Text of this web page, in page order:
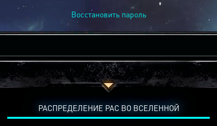
Восстановить пароль
РАСПРЕДЕЛЕНИЕ РАС ВО ВСЕЛЕННОЙ